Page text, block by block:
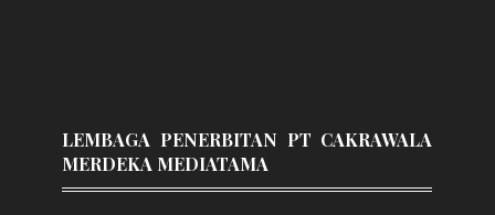
LEMBAGA PENERBITAN PT CAKRAWALA
MERDEKA MEDIATAMA